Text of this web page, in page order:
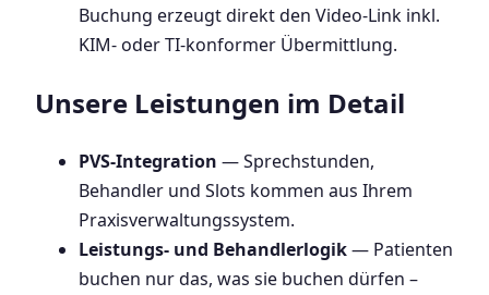
Buchung erzeugt direkt den Video-Link inkl.
KIM- oder TI-konformer Übermittlung.
Unsere Leistungen im Detail
PVS-Integration — Sprechstunden,
Behandler und Slots kommen aus Ihrem
Praxisverwaltungssystem.
Leistungs- und Behandlerlogik— Patienten
buchen nur das, was sie buchen dürfen –